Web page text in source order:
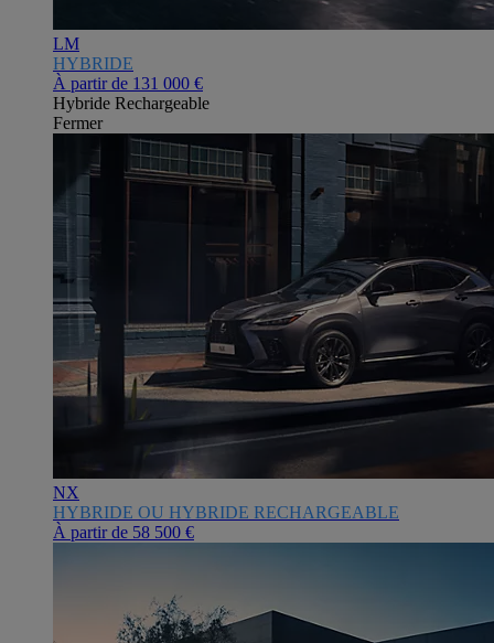
LM
HYBRIDE
À partir de 131 000 €
Hybride Rechargeable
Fermer
NX
HYBRIDE OU HYBRIDE RECHARGEABLE
À partir de 58 500 €